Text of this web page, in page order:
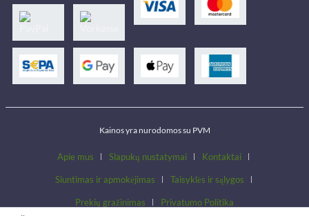
Kainos yra nurodomos su PVM
Apie mus Slapukų nustatymai Kontaktai
Siuntimas ir apmokėjimas Taisyklės ir sąlygos
Prekių gražinimas Privatumo Politika